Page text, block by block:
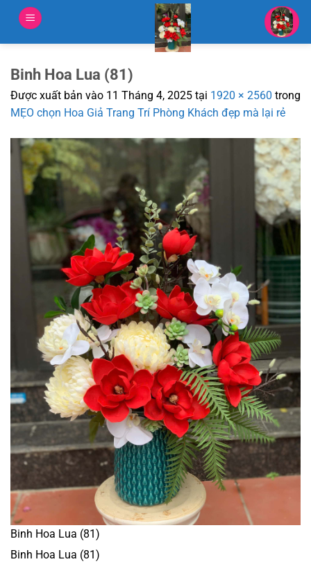
nội
Binh Hoa Lua (81)
Được xuất bản vào 11 Tháng 4, 2025 tại 1920 × 2560 trong
MẸO chọn Hoa Giả Trang Trí Phòng Khách đẹp mà lại rẻ
Binh Hoa Lua (81)
Binh Hoa Lua (81)